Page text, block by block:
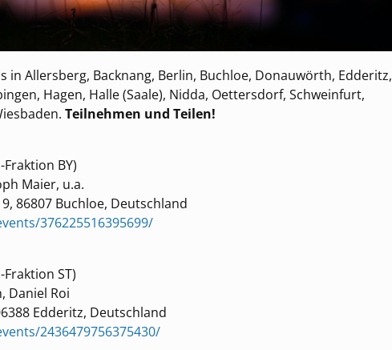
in Allersberg, Backnang, Berlin, Buchloe, Donauwörth, Edderitz,
Hagen, Halle (Saale), Nidda, Oettersdorf, Schweinfurt,
Teilnehmen und Teilen!
BY)
Maier, u.a.
86807 Buchloe, Deutschland
376225516395699/
ST)
Daniel Roi
Edderitz, Deutschland
2436479756375430/